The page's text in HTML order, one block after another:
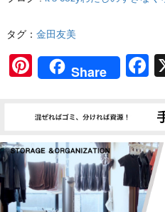
タグ： 金田友美
Pinterest
Share